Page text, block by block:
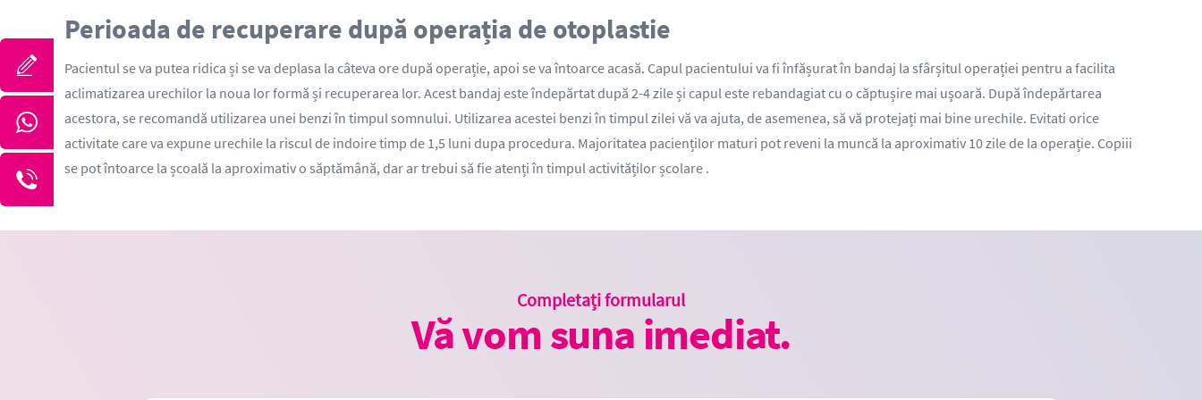
Perioada de recuperare după operația de otoplastie
Pacientul se va putea ridica și se va deplasa la câteva ore după operație, apoi se va întoarce acasă. Capul pacientului va fi înfășurat în bandaj la sfârșitul operației pentru a facilita
aclimatizarea urechilor la noua lor formă și recuperarea lor. Acest bandaj este îndepărtat după 2-4 zile și capul este rebandagiat cu o căptușire mai ușoară. După îndepărtarea
acestora, se recomandă utilizarea unei benzi în timpul somnului. Utilizarea acestei benzi în timpul zilei vă va ajuta, de asemenea, să vă protejați mai bine urechile. Evitati orice
activitate care va expune urechile la riscul de indoire timp de 1,5 luni dupa procedura. Majoritatea pacienților maturi pot reveni la muncă la aproximativ 10 zile de la operație. Copiii
se pot întoarce la școală la aproximativ o săptămână, dar ar trebui să fie atenți în timpul activităților școlare .
Completați formularul
Vă vom suna imediat.